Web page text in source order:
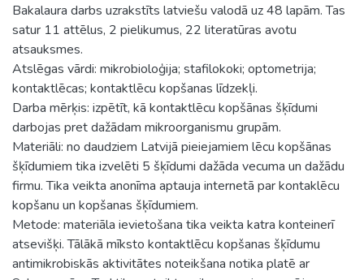
Bakalaura darbs uzrakstīts latviešu valodā uz 48 lapām. Tas
satur 11 attēlus, 2 pielikumus, 22 literatūras avotu
atsauksmes.
Atslēgas vārdi: mikrobioloģija; stafilokoki; optometrija;
kontaktlēcas; kontaktlēcu kopšanas līdzekļi.
Darba mērķis: izpētīt, kā kontaktlēcu kopšānas šķīdumi
darbojas pret dažādam mikroorganismu grupām.
Materiāli: no daudziem Latvijā pieiejamiem lēcu kopšānas
šķīdumiem tika izvelēti 5 šķīdumi dažāda vecuma un dažādu
firmu. Tika veikta anonīma aptauja internetā par kontaklēcu
kopšanu un kopšanas šķīdumiem.
Metode: materiāla ievietošana tika veikta katra konteinerī
atsevišķi. Tālākā mīksto kontaktlēcu kopšanas šķīdumu
antimikrobiskās aktivitātes noteikšana notika platē ar